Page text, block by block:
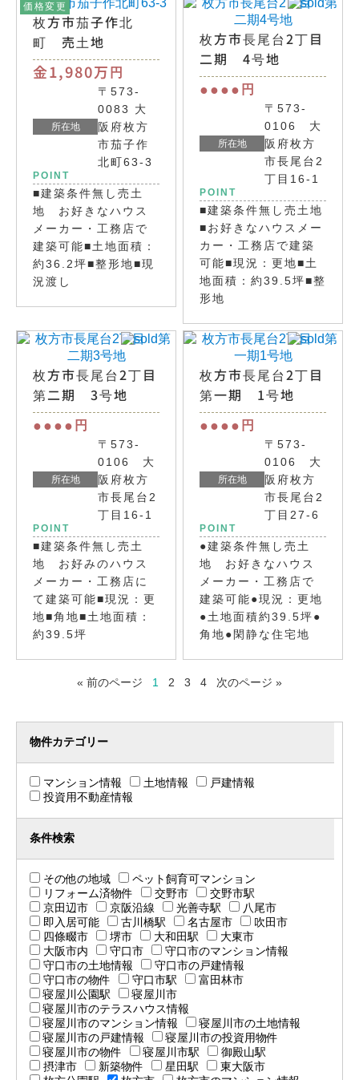
枚方市茄子作北
町 売土地
金1,980万 円
所在地
〒573-
0083 大
阪府枚方
市茄子作
北町63-3
POINT
■建築条件無し売土
地 お好きなハウス
メーカー・工務店で
建築可能■土地面積：
約36.2坪■整形地■現
況渡し
価格変更
枚方市長尾台2丁目
二期 4号地
●●●● 円
所在地
〒573-
0106 大
阪府枚方
市長尾台2
丁目16-1
POINT
■建築条件無し売土地
■お好きなハウスメー
カー・工務店で建築
可能■現況：更地■土
地面積：約39.5坪■整
形地
枚方市長尾台2丁目
第二期 3号地
●●●● 円
所在地
〒573-
0106 大
阪府枚方
市長尾台2
丁目16-1
POINT
■建築条件無し売土
地 お好みのハウス
メーカー・工務店に
て建築可能■現況：更
地■角地■土地面積：
約39.5坪
枚方市長尾台2丁目
第一期 1号地
●●●● 円
所在地
〒573-
0106 大
阪府枚方
市長尾台2
丁目27-6
POINT
●建築条件無し売土
地 お好きなハウス
メーカー・工務店で
建築可能●現況：更地
●土地面積約39.5坪●
角地●閑静な住宅地
« 前のページ 1 2 3 4 次のページ »
物件カテゴリー
マンション情報 土地情報
戸建情報
投資用不動産情報
条件検索
その他の地域
ペット飼育可マンション
リフォーム済物件
交野市
交野市駅
京田辺市
京阪沿線 光善寺駅
八尾市
即入居可能
古川橋駅 名古屋市
吹田市
四條畷市
堺市 大和田駅
大東市
大阪市内
守口市
守口市のマンション情報
守口市の土地情報
守口市の戸建情報
守口市の物件
守口市駅
富田林市
寝屋川公園駅
寝屋川市
寝屋川市のテラスハウス情報
寝屋川市のマンション情報
寝屋川市の土地情報
寝屋川市の戸建情報
寝屋川市の投資用物件
寝屋川市の物件
寝屋川市駅
御殿山駅
摂津市
新築物件 星田駅
東大阪市